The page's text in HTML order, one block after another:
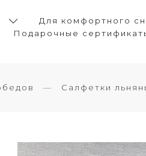
Для комфортного
Подарочные
Салфетки